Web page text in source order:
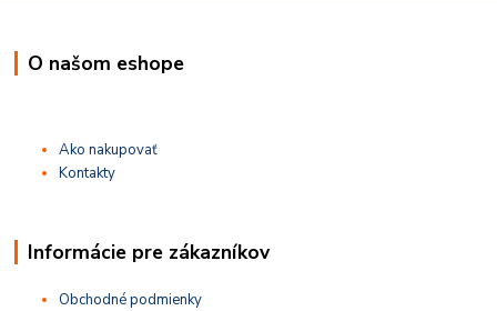
O našom eshope
Ako nakupovať
Kontakty
Informácie pre zákazníkov
Obchodné podmienky